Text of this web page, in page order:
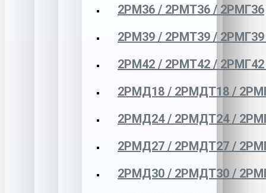
2РМ36 / 2РМТ36 / 2РМГ36
2РМ39 / 2РМТ39 /
2РМ42 / 2РМТ42 /
2РМД18 / 2РМДТ18 /
2РМД24 / 2РМДТ24 /
2РМД27 / 2РМДТ27 /
2РМД30 / 2РМДТ30 /